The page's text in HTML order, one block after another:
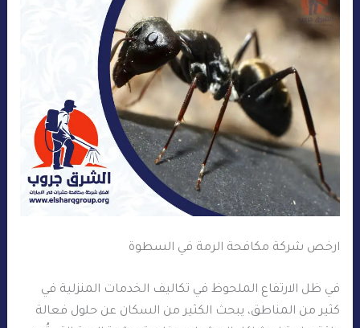
ارخص شركة مكافحة الرمة في السطوة
في ظل الارتفاع الملحوظ في تكاليف الخدمات المنزلية في
كثير من المناطق، يبحث الكثير من السكان عن حلول فعالة